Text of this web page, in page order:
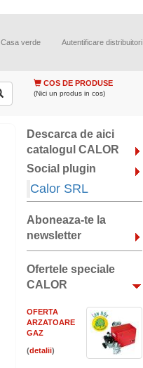
Casa verde Autentificare distribuitori
COS DE PRODUSE
(Nici un produs in cos)
Descarca de aici
catalogul CALOR
Social plugin
Calor SRL
Aboneaza-te la
newsletter
Ofertele speciale
CALOR
OFERTA
ARZATOARE
GAZ
( )